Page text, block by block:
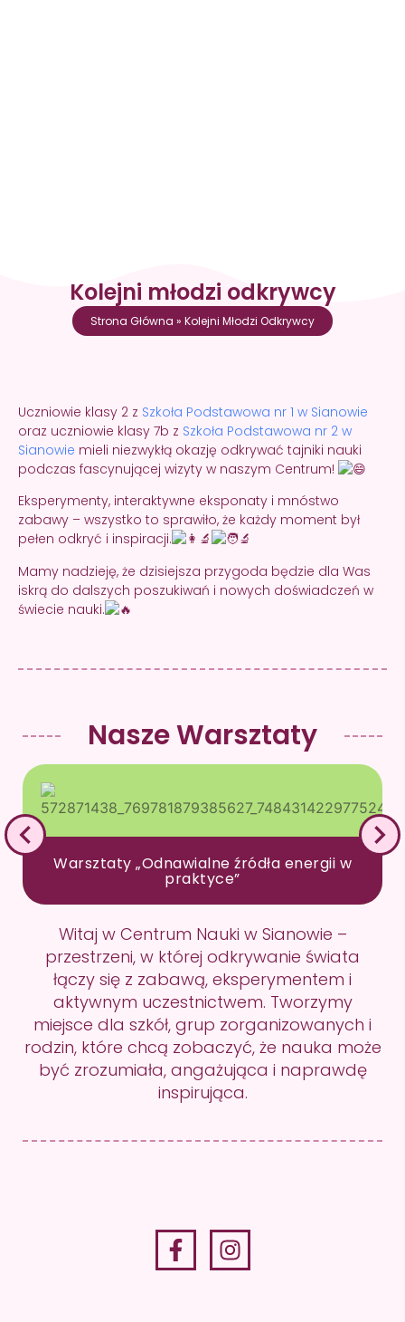
Kolejni młodzi odkrywcy
Strona Główna » Kolejni Młodzi Odkrywcy
Uczniowie klasy 2 z Szkoła Podstawowa nr 1 w Sianowie
oraz uczniowie klasy 7b z Szkoła Podstawowa nr 2 w
Sianowie mieli niezwykłą okazję odkrywać tajniki nauki
podczas fascynującej wizyty w naszym Centrum!
Eksperymenty, interaktywne eksponaty i mnóstwo
zabawy – wszystko to sprawiło, że każdy moment był
pełen odkryć i inspiracji.
Mamy nadzieję, że dzisiejsza przygoda będzie dla Was
iskrą do dalszych poszukiwań i nowych doświadczeń w
świecie nauki.
Nasze Warsztaty
Warsztaty „Odnawialne źródła energii w
praktyce”
Witaj w Centrum Nauki w Sianowie –
przestrzeni, w której odkrywanie świata
łączy się z zabawą, eksperymentem i
aktywnym uczestnictwem. Tworzymy
miejsce dla szkół, grup zorganizowanych i
rodzin, które chcą zobaczyć, że nauka może
być zrozumiała, angażująca i naprawdę
inspirująca.